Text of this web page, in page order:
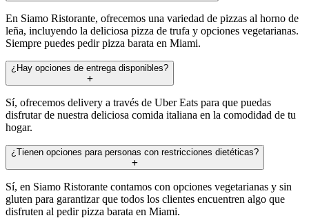
En Siamo Ristorante, ofrecemos una variedad de pizzas al horno de
leña, incluyendo la deliciosa pizza de trufa y opciones vegetarianas.
Siempre puedes pedir pizza barata en Miami.
¿Hay opciones de entrega disponibles?
Sí, ofrecemos delivery a través de Uber Eats para que puedas
disfrutar de nuestra deliciosa comida italiana en la comodidad de tu
hogar.
¿Tienen opciones para personas con restricciones dietéticas?
Sí, en Siamo Ristorante contamos con opciones vegetarianas y sin
gluten para garantizar que todos los clientes encuentren algo que
disfruten al pedir pizza barata en Miami.